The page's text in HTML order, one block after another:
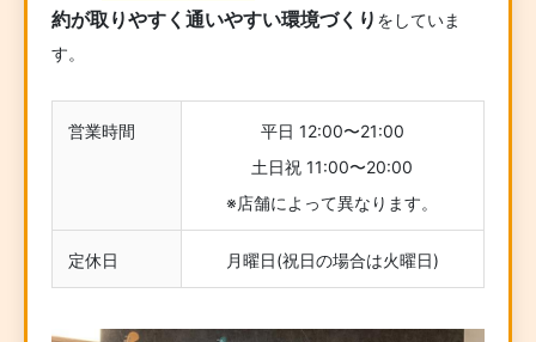
約が取りやすく通いやすい環境づくり をしていま
す。
営業時間
平日 12:00〜21:00
土日祝 11:00〜20:00
※店舗によって異なります。
定休日 月曜日(祝日の場合は火曜日)